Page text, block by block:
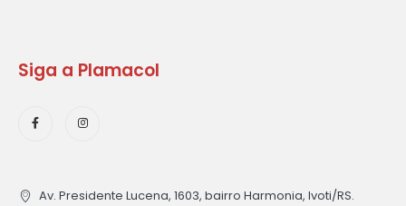
Siga a Plamacol
Av. Presidente Lucena, 1603, bairro Harmonia, Ivoti/RS.